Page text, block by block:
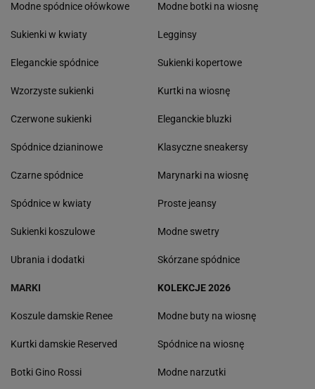
Modne spódnice ołówkowe
Sukienki w kwiaty
Eleganckie spódnice
Wzorzyste sukienki
Czerwone sukienki
Spódnice dzianinowe
Czarne spódnice
Spódnice w kwiaty
Sukienki koszulowe
Ubrania i dodatki
Modne botki na wiosnę
Legginsy
Sukienki kopertowe
Kurtki na wiosnę
Eleganckie bluzki
Klasyczne sneakersy
Marynarki na wiosnę
Proste jeansy
Modne swetry
Skórzane spódnice
MARKI
Koszule damskie Renee
Kurtki damskie Reserved
Botki Gino Rossi
KOLEKCJE 2026
Modne buty na wiosnę
Spódnice na wiosnę
Modne narzutki